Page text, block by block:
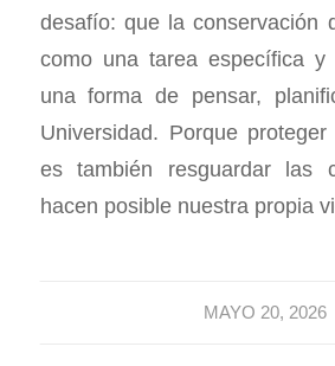
desafío: que la conservación
como una tarea específica y
una forma de pensar,
Universidad. Porque
es también resguardar las
hacen posible nuestra propia
MAYO 20, 2026